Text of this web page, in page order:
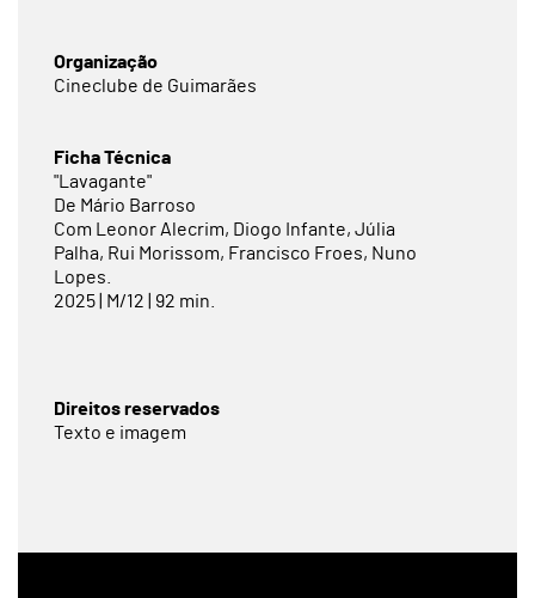
Organização
Cineclube de Guimarães
Ficha Técnica
"Lavagante"
De Mário Barroso
Com Leonor Alecrim, Diogo Infante, Júlia
Palha, Rui Morissom, Francisco Froes, Nuno
Lopes.
2025 | M/12 | 92 min.
Direitos reservados
Texto e imagem